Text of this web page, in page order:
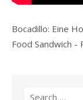
Bocadillo: Eine
Food Sandwich -
Search